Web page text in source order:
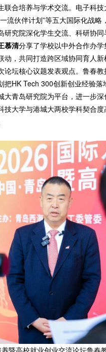
合培养与学术交流。电子科技
流伙伴计划”等五大国际化战
研究院深化学生交流、科研协
慕清分享了学校以中外合作办
，共同打造跨区域协同育人新
论坛核心议题发表观点。鲁春
把HK Tech 300创新创业经验
大青岛研究院为平台，进一步
技大学与港城大两校学科契合
暨高校就业创业交流论坛鲁春